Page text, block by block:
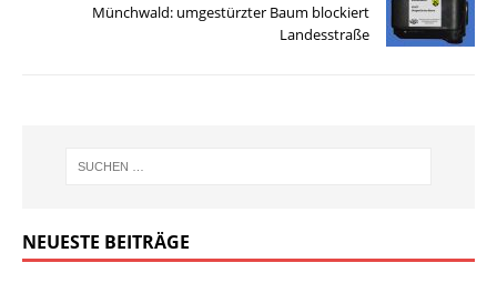
Münchwald: umgestürzter Baum blockiert
Landesstraße
NEUESTE BEITRÄGE